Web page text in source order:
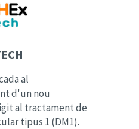
al
d'un nou
al tractament de
tipus 1 (DM1).